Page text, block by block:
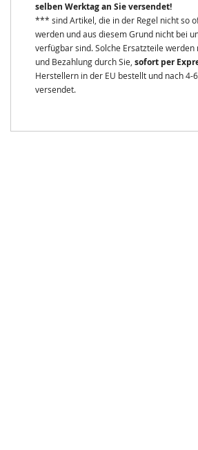
selben Werktag an Sie versendet!
*** sind Artikel, die in der Regel nicht so
werden und aus diesem Grund nicht bei
verfügbar sind. Solche Ersatzteile werden
und Bezahlung durch Sie, sofort per
Herstellern in der EU bestellt und nach 4-
versendet.